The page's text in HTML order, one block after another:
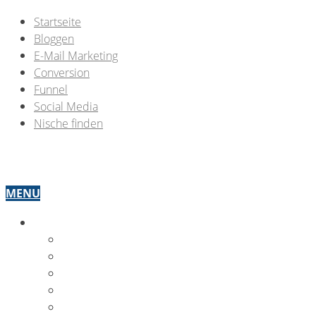
Startseite
Bloggen
E-Mail Marketing
Conversion
Funnel
Social Media
Nische finden
MENU